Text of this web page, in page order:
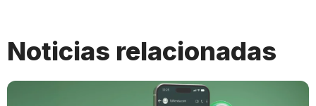
Noticias relacionadas